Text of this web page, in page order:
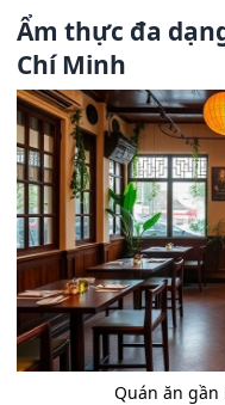
Ẩm thực đa
Chí Minh
Quán ăn gần